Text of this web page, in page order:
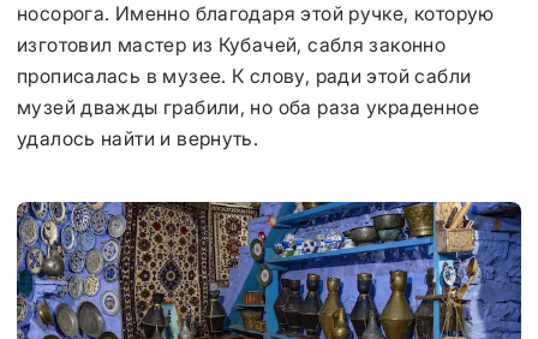
носорога. Именно благодаря этой ручке, которую
изготовил мастер из Кубачей, сабля законно
прописалась в музее. К слову, ради этой сабли
музей дважды грабили, но оба раза украденное
удалось найти и вернуть.